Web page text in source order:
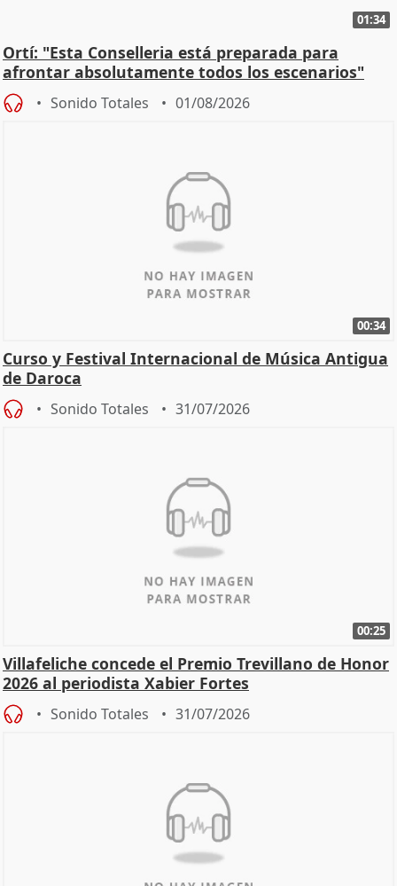
01:34
Ortí: "Esta Conselleria está preparada para
afrontar absolutamente todos los escenarios"
Sonido Totales 01/08/2026
00:34
Curso y Festival Internacional de Música Antigua
de Daroca
Sonido Totales 31/07/2026
00:25
Villafeliche concede el Premio Trevillano de Honor
2026 al periodista Xabier Fortes
Sonido Totales 31/07/2026